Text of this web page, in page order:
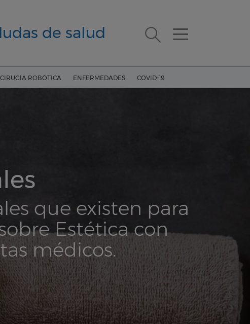
de salud
CIRUGÍA ROBÓTICA ENFERMEDADES COVID-19
que existen para
Estética con
médicos.